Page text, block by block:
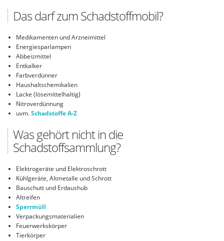
Das darf zum Schadstoffmobil?
Medikamenten und Arzneimittel
Energiesparlampen
Abbeizmittel
Entkalker
Farbverdünner
Haushaltschemikalien
Lacke (lösemittelhaltig)
Nitroverdünnung
uvm.Schadstoffe A-Z
Was gehört nicht in die
Schadstoffsammlung?
Elektrogeräte und Elektroschrott
Kühlgeräte, Altmetalle und Schrott
Bauschutt und Erdaushub
Altreifen
Sperrmüll
Verpackungsmaterialien
Feuerwerkskörper
Tierkörper